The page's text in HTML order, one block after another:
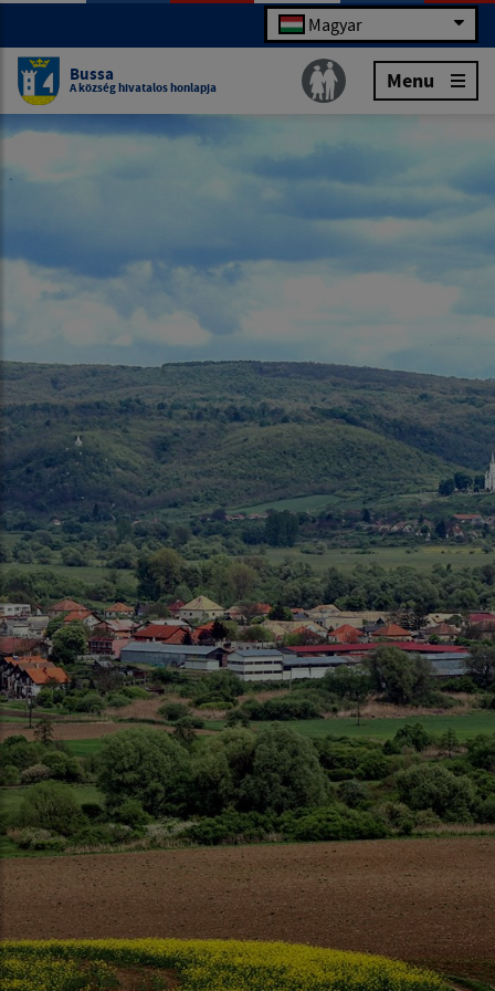
Magyar
Bussa
A község hivatalos honlapja Menu